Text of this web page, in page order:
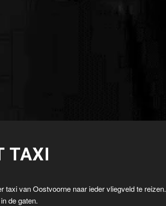
TAXI
taxi van Oostvoorne naar ieder vliegveld te reizen.
de gaten.